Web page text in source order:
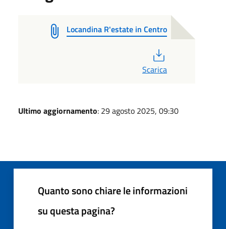
Locandina R'estate in Centro
Scarica
Ultimo aggiornamento: 29 agosto 2025, 09:30
Quanto sono chiare le informazioni
su questa pagina?